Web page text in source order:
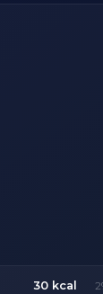
30 kcal